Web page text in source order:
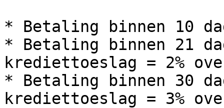
* Betaling binnen 10
* Betaling binnen 21
krediettoeslag = 2%
* Betaling binnen 30
krediettoeslag = 3%